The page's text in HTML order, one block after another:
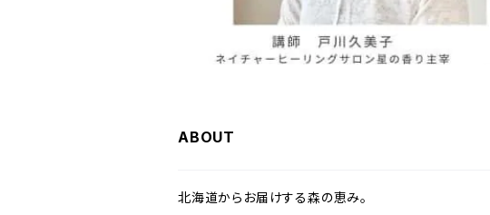
ABOUT
北海道からお届けする森の恵み。